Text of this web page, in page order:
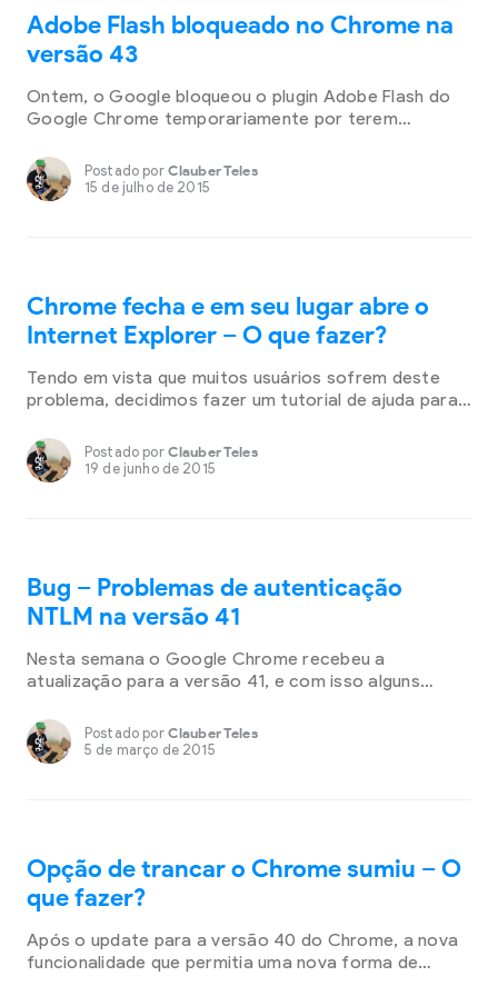
Adobe Flash bloqueado no Chrome na
versão 43
Ontem, o Google bloqueou o plugin Adobe Flash do
Google Chrome temporariamente por terem
ocorrendo então a desativação do plugin para todos
os usuários. O Google já trabalhou na correção do
problema junto da Adobe e ontem mesmo fizeram a
Postado por Clauber Teles
15 de julho de 2015
Chrome fecha e em seu lugar abre o
Internet Explorer – O que fazer?
Tendo em vista que muitos usuários sofrem deste
problema, decidimos fazer um tutorial de ajuda para
Geralmente as pessoas que estão tendo este
redirecionamento foram infectadas por Phishing
através de e-mail, aqueles que dizem ser da Polícia
Postado por Clauber Teles
19 de junho de 2015
Bug – Problemas de autenticação
NTLM na versão 41
Nesta semana o Google Chrome recebeu a
atualização para a versão 41, e com isso alguns
redes no ramo empresarial, estão enfrentando
problemas para visitar sites com criptografia, pois o
Google Chrome persiste em solicitar um nome de
Postado por Clauber Teles
5 de março de 2015
Opção de trancar o Chrome sumiu – O
que fazer?
Após o update para a versão 40 do Chrome, a nova
funcionalidade que permitia uma nova forma de